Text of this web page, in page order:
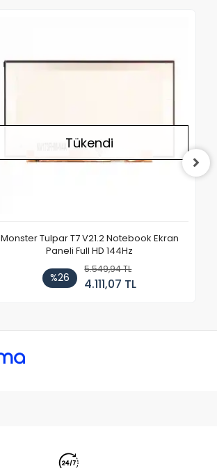
Tükendi
Monster Tulpar T7 V21.2 Notebook Ekran
Paneli Full HD 144Hz
%26
5.549,94 TL
4.111,07 TL